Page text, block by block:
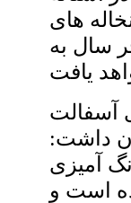
های
سال به
آسفالت
داشت:
آمیزی
است و